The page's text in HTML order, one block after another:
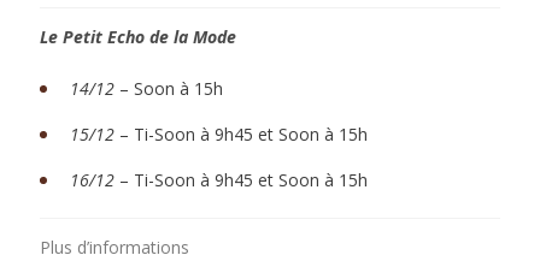
Le Petit Echo de la Mode
14/12 – Soon à 15h
15/12 – Ti-Soon à 9h45 et Soon à 15h
16/12 – Ti-Soon à 9h45 et Soon à 15h
Plus d’informations